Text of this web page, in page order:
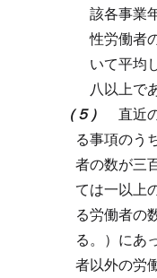
該各事業
性労働者
いて平均
八以上で
（５） 直近
る事項のう
者の数が三
ては一以上
る労働者の
る。）にあ
者以外の労